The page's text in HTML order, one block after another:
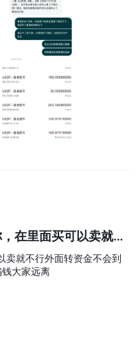
在里面买可以卖就不
化一伙的诈骗犯。合
卖就不行外面转资金不会到
大家远离